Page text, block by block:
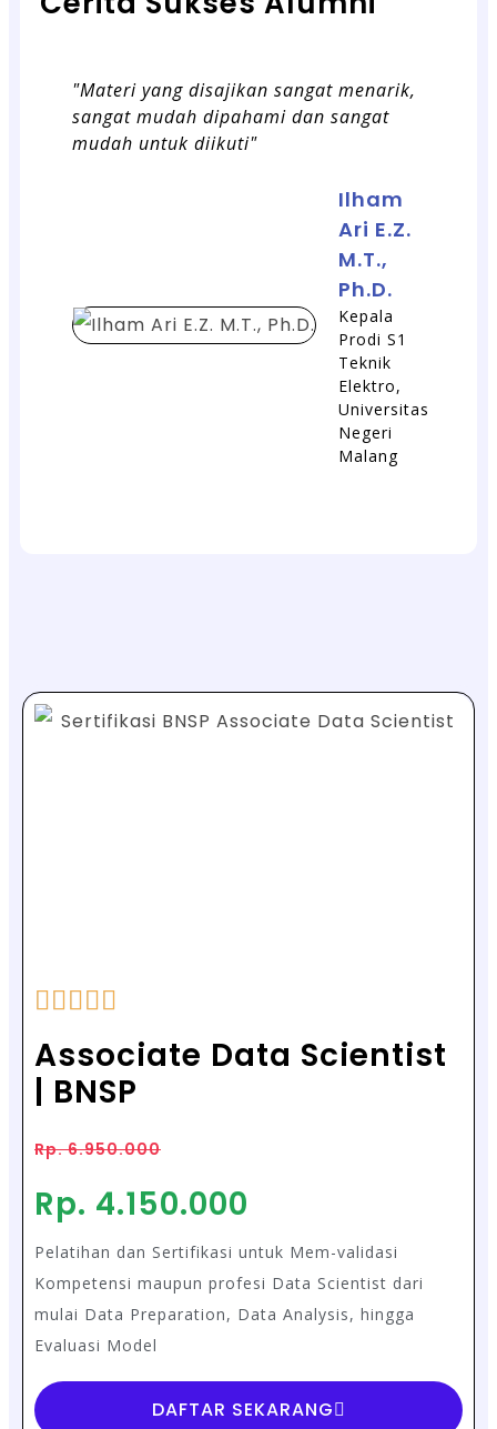
"Materi yang disajikan sangat menarik,
sangat mudah dipahami dan sangat
mudah untuk diikuti"
Ilham
Ari E.Z.
M.T.,
Ph.D.
Kepala
Prodi S1
Teknik
Elektro,
Universitas
Negeri
Malang
Associate Data Scientist
| BNSP
Rp. 6.950.000
Rp. 4.150.000
Pelatihan dan Sertifikasi untuk Mem-validasi
Kompetensi maupun profesi Data Scientist dari
mulai Data Preparation, Data Analysis, hingga
Evaluasi Model
DAFTAR SEKARANG